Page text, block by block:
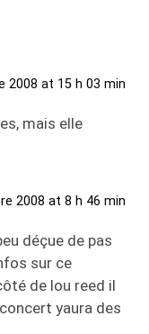
2008 at 15 h 03 min
mais elle
2008 at 8 h 46 min
déçue de pas
sur ce
de lou reed il
yaura des